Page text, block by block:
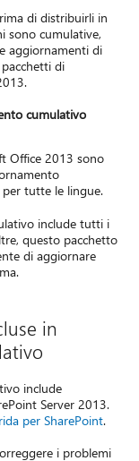
di distribuirli in
sono cumulative,
aggiornamenti di
di
cumulativo
Office 2013 sono
tutte le lingue.
include tutti i
questo pacchetto
di aggiornare
in
include
Server 2013.
per SharePoint.
i problemi